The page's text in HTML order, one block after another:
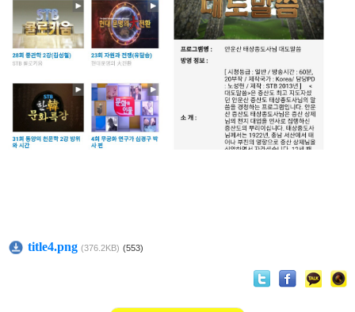
title4.png (376.2KB) (553)